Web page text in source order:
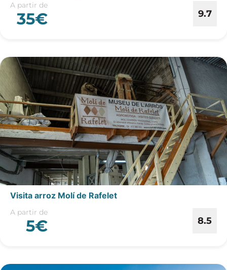
A partir de
35€ 9.7
Visita arroz Molí de Rafelet
A partir de
5€ 8.5